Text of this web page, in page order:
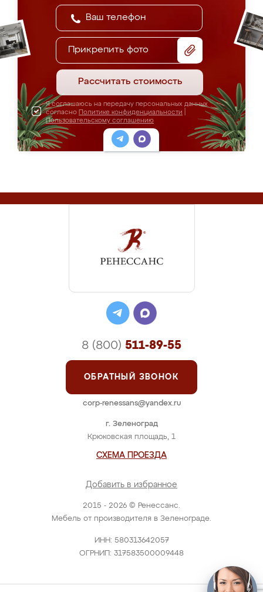
Прикрепить фото
Рассчитать стоимость
Я соглашаюсь на передачу персональных данных
согласно Политике конфиденциальности
Пользовательскому соглашению
2015 - 2026 © Ренессанс.
Мебель от производителя в Зеленограде.
ИНН: 580313642057
ОГРНИП: 317583500009448
г. Зеленоград
Крюковская площадь, 1
СХЕМА ПРОЕЗДА
Добавить в избранное
8 (800) 511-89-55
ОБРАТНЫЙ ЗВОНОК
corp-renessans@yandex.ru